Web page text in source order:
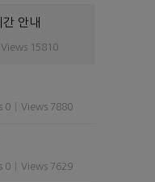
안내
Views 15810
0 Views 7880
0 Views 7629